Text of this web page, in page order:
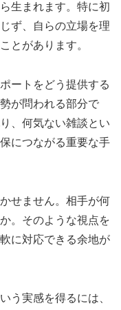
生まれます。特に初
ず、自らの立場を理
とがあります。
ートをどう提供する
が問われる部分で
、何気ない雑談とい
につながる重要な手
せません。相手が何
。そのような視点を
に対応できる余地が
う実感を得るには、